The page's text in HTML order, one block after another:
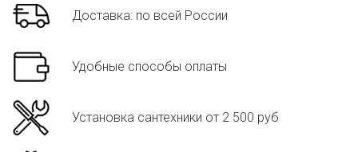
Доставка: по всей России
Удобные способы оплаты
Установка сантехники от 2 500 руб